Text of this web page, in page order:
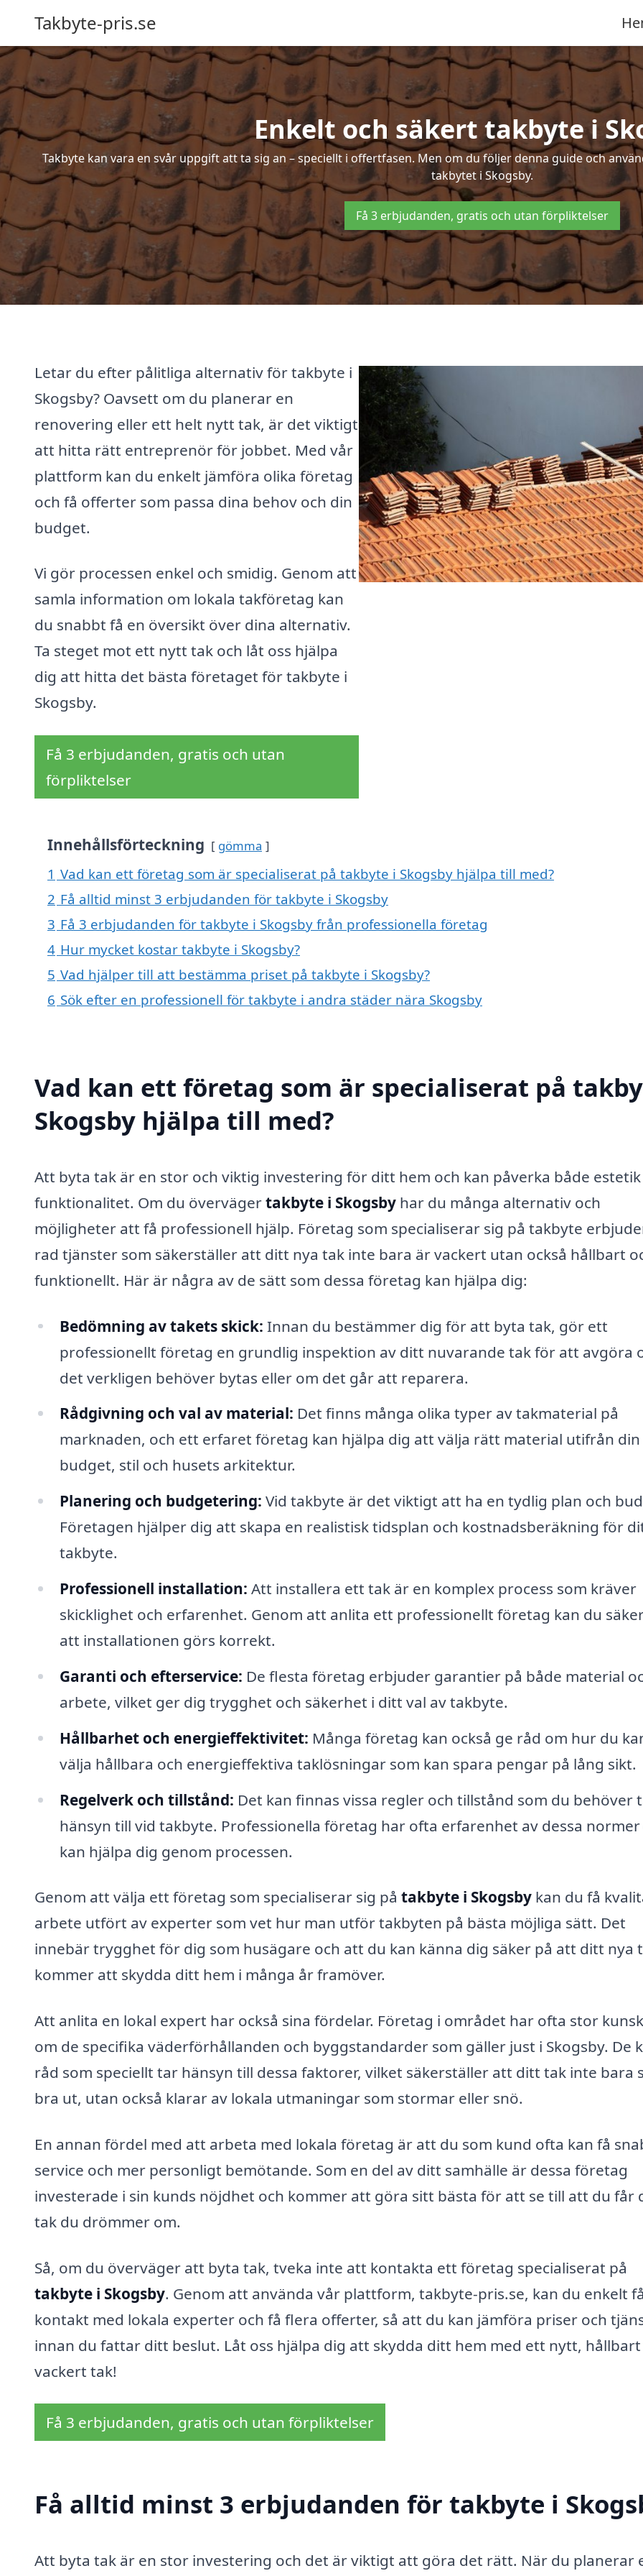
Takbyte-pris.se
Enkelt och säkert takbyte i
Takbyte kan vara en svår uppgift att ta sig an – speciellt i offertfasen. Men om du följer denna guide och
takbytet i Skogsby.
Få 3 erbjudanden, gratis och utan förpliktelser
Letar du efter pålitliga alternativ för takbyte i
Skogsby? Oavsett om du planerar en
renovering eller ett helt nytt tak, är det viktigt
att hitta rätt entreprenör för jobbet. Med vår
plattform kan du enkelt jämföra olika företag
och få offerter som passa dina behov och din
budget.
Vi gör processen enkel och smidig. Genom att
samla information om lokala takföretag kan
du snabbt få en översikt över dina alternativ.
Ta steget mot ett nytt tak och låt oss hjälpa
dig att hitta det bästa företaget för takbyte i
Skogsby.
Få 3 erbjudanden, gratis och utan
förpliktelser
Innehållsförteckning gömma
1 Vad kan ett företag som är specialiserat på takbyte i Skogsby hjälpa till med?
2 Få alltid minst 3 erbjudanden för takbyte i Skogsby
3 Få 3 erbjudanden för takbyte i Skogsby från professionella företag
4 Hur mycket kostar takbyte i Skogsby?
5 Vad hjälper till att bestämma priset på takbyte i Skogsby?
6 Sök efter en professionell för takbyte i andra städer nära Skogsby
Vad kan ett företag som är specialiserat på
Skogsby hjälpa till med?
Att byta tak är en stor och viktig investering för ditt hem och kan påverka både
funktionalitet. Om du övervägertakbyte i Skogsby har du många alternativ och
möjligheter att få professionell hjälp. Företag som specialiserar sig på takbyte
rad tjänster som säkerställer att ditt nya tak inte bara är vackert utan också hållbart
funktionellt. Här är några av de sätt som dessa företag kan hjälpa dig:
Bedömning av takets skick: Innan du bestämmer dig för att byta tak, gör ett
professionellt företag en grundlig inspektion av ditt nuvarande tak för att avgöra
det verkligen behöver bytas eller om det går att reparera.
Rådgivning och val av material: Det finns många olika typer av takmaterial på
marknaden, och ett erfaret företag kan hjälpa dig att välja rätt material utifrån din
budget, stil och husets arkitektur.
Planering och budgetering: Vid takbyte är det viktigt att ha en tydlig plan och
Företagen hjälper dig att skapa en realistisk tidsplan och kostnadsberäkning för
takbyte.
Professionell installation: Att installera ett tak är en komplex process som kräver
skicklighet och erfarenhet. Genom att anlita ett professionellt företag kan du
att installationen görs korrekt.
Garanti och efterservice: De flesta företag erbjuder garantier på både material
arbete, vilket ger dig trygghet och säkerhet i ditt val av takbyte.
Hållbarhet och energieffektivitet: Många företag kan också ge råd om hur du
välja hållbara och energieffektiva taklösningar som kan spara pengar på lång sikt.
Regelverk och tillstånd: Det kan finnas vissa regler och tillstånd som du behöver
hänsyn till vid takbyte. Professionella företag har ofta erfarenhet av dessa normer
kan hjälpa dig genom processen.
Genom att välja ett företag som specialiserar sig på takbyte i Skogsby kan du få
arbete utfört av experter som vet hur man utför takbyten på bästa möjliga sätt. Det
innebär trygghet för dig som husägare och att du kan känna dig säker på att ditt nya
kommer att skydda ditt hem i många år framöver.
Att anlita en lokal expert har också sina fördelar. Företag i området har ofta stor
om de specifika väderförhållanden och byggstandarder som gäller just i Skogsby. De
råd som speciellt tar hänsyn till dessa faktorer, vilket säkerställer att ditt tak inte bara
bra ut, utan också klarar av lokala utmaningar som stormar eller snö.
En annan fördel med att arbeta med lokala företag är att du som kund ofta kan få
service och mer personligt bemötande. Som en del av ditt samhälle är dessa företag
investerade i sin kunds nöjdhet och kommer att göra sitt bästa för att se till att du får
tak du drömmer om.
Så, om du överväger att byta tak, tveka inte att kontakta ett företag specialiserat på
takbyte i Skogsby. Genom att använda vår plattform, takbyte-pris.se, kan du enkelt få
kontakt med lokala experter och få flera offerter, så att du kan jämföra priser och
innan du fattar ditt beslut. Låt oss hjälpa dig att skydda ditt hem med ett nytt,
vackert tak!
Få 3 erbjudanden, gratis och utan förpliktelser
Få alltid minst 3 erbjudanden för takbyte i
Att byta tak är en stor investering och det är viktigt att göra det rätt. När du planerar